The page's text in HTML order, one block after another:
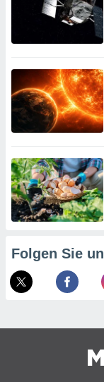
Folgen Sie